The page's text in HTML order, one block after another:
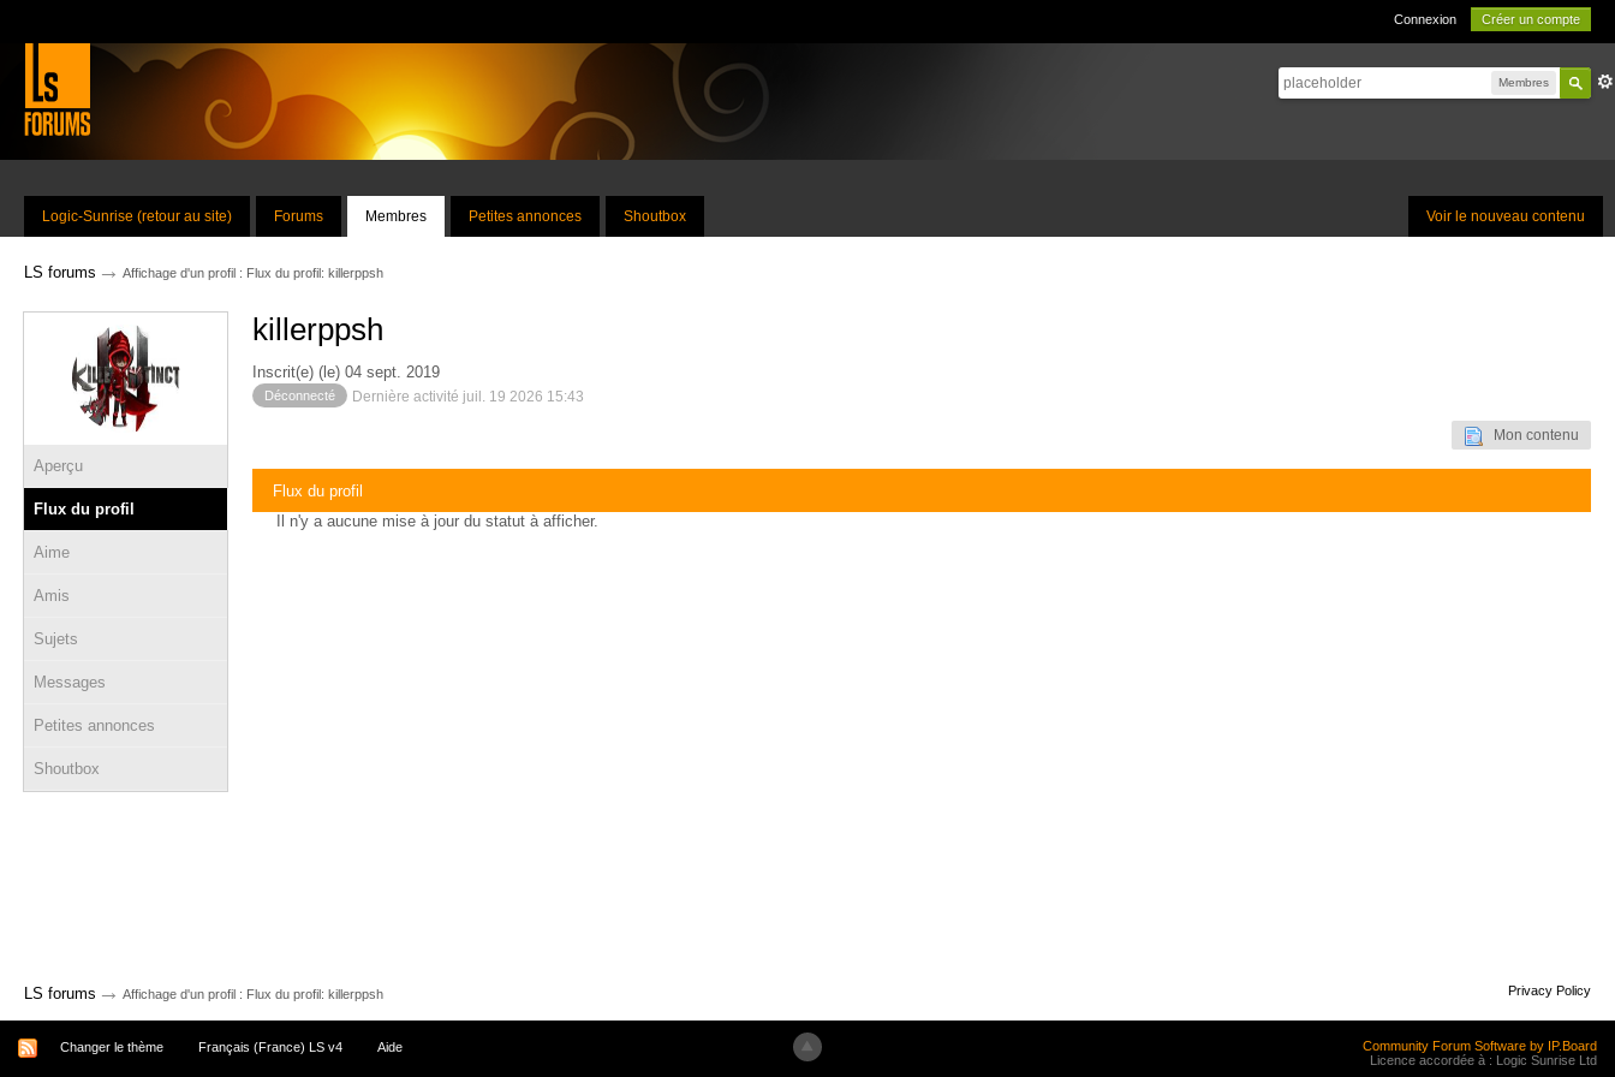
Connexion Créer un compte
Membres
Voir le nouveau contenu
Logic-Sunrise (retour au site) Forums Membres Petites annonces Shoutbox
LS forums → Affichage d'un profil : Flux du profil: killerppsh
Aperçu
Flux du profil
Aime
Amis
Sujets
Messages
Petites annonces
Shoutbox
killerppsh
Inscrit(e) (le) 04 sept. 2019
Déconnecté Dernière activité juil. 19 2026 15:43
Mon contenu
Flux du profil
Il n'y a aucune mise à jour du statut à afficher.
LS forums → Affichage d'un profil : Flux du profil: killerppsh Privacy Policy
Changer le thème Français (France) LS v4 Aide
Community Forum Software by IP.Board
Licence accordée à : Logic Sunrise Ltd